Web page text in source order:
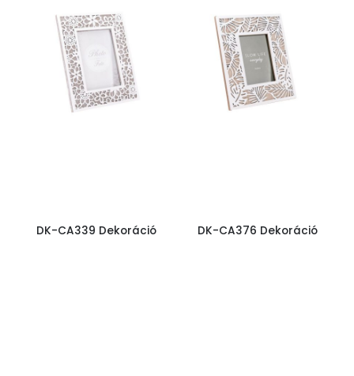
DK-CA339 Dekoráció DK-CA376 Dekoráció